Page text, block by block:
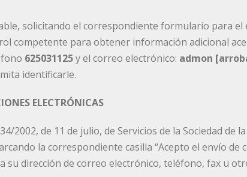
solicitando el correspondiente formulario para el
competente para obtener información adicional
625031125y el correo electrónico: admon
identificarle.
ELECTRÓNICAS
2002, de 11 de julio, de Servicios de la Sociedad de
la correspondiente casilla “Acepto el envío de
dirección de correo electrónico, teléfono, fax u